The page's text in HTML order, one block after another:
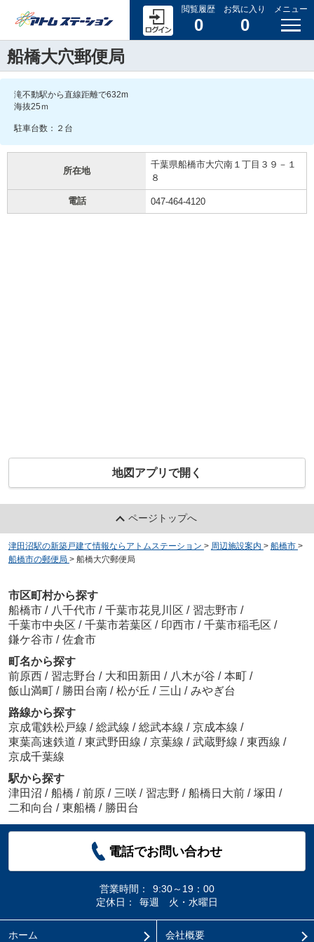
閲覧履歴
0
お気に入り
0
メニュー
船橋大穴郵便局
滝不動駅から直線距離で632m
海抜25ｍ
駐車台数：２台
所在地
千葉県船橋市大穴南１丁目３９－１
８
電話 047-464-4120
地図アプリで開く
ページトップへ
津田沼駅の新築戸建て情報ならアトムステーション > 周辺施設案内 > 船橋市 >
船橋市の郵便局 > 船橋大穴郵便局
市区町村から探す
船橋市 / 八千代市 / 千葉市花見川区 / 習志野市 /
千葉市中央区 / 千葉市若葉区 / 印西市 / 千葉市稲毛区 /
鎌ケ谷市 / 佐倉市
町名から探す
前原西 / 習志野台 / 大和田新田 / 八木が谷 / 本町 /
飯山満町 / 勝田台南 / 松が丘 / 三山 / みやぎ台
路線から探す
京成電鉄松戸線 / 総武線 / 総武本線 / 京成本線 /
東葉高速鉄道 / 東武野田線 / 京葉線 / 武蔵野線 / 東西線 /
京成千葉線
駅から探す
津田沼 / 船橋 / 前原 / 三咲 / 習志野 / 船橋日大前 / 塚田 /
二和向台 / 東船橋 / 勝田台
電話でお問い合わせ
営業時間：
9:30～19：00
定休日：
毎週 火・水曜日
ホーム 会社概要